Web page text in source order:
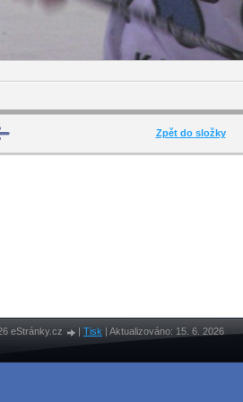
Zpět do složky
eStránky.cz Tisk Aktualizováno: 15. 6. 2026